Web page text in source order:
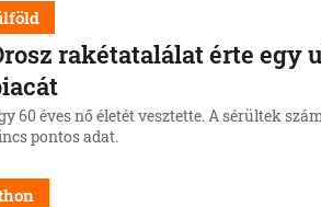
rakétatalálat érte egy
60 éves nő életét vesztette. A sérültek
pontos adat.